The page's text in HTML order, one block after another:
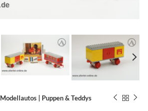
| Puppen & Teddys